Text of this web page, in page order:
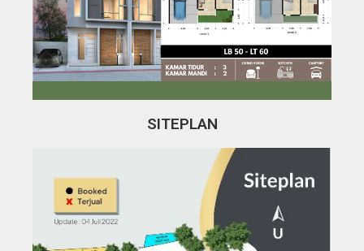
SITEPLAN